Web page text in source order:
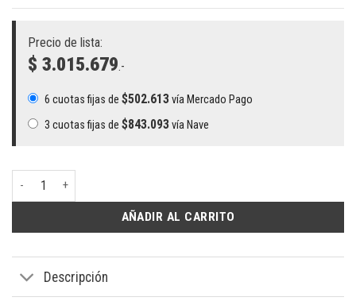
Precio de lista:
$ 3.015.679.-
6 cuotas fijas de $502.613vía Mercado Pago
3 cuotas fijas de $843.093vía Nave
Notebook HP Victus 15-fb2082 Plus Ryzen 5 8645HS 16GB ddr5 RTX
AÑADIR AL CARRITO
Descripción